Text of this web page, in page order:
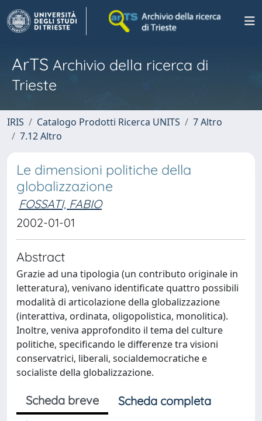
ArTS Archivio della ricerca di
Trieste
IRIS Catalogo Prodotti Ricerca UNITS
7 Altro
7.12 Altro
Le dimensioni politiche della
globalizzazione
FOSSATI, FABIO
2002-01-01
Abstract
Grazie ad una tipologia (un contributo originale in
letteratura), venivano identificate quattro possibili
modalità di articolazione della globalizzazione
(interattiva, ordinata, oligopolistica, monolitica).
Inoltre, veniva approfondito il tema del culture
politiche, specificando le differenze tra visioni
conservatrici, liberali, socialdemocratiche e
socialiste della globalizzazione.
Scheda breve Scheda completa